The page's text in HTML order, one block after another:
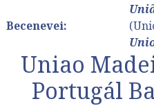
Becenevei:
Uniao
Portugál